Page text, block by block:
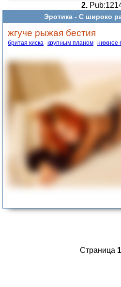
2.
Эротика - С широко
жгуче рыжая бестия
бритая киска крупным планом нижнее
Страница 1